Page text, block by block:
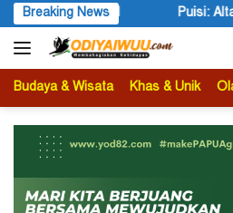
Langsung
ke
konten
Breaking News
Honai, Negara Suci, dan Utusan
Budaya & Wisata Khas & Unik